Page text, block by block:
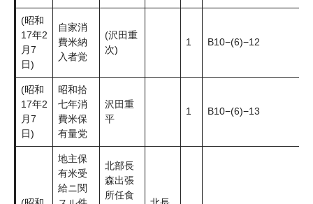
(昭和
17年2
月7
日)
自家消
費米納
入者覚
(沢田重
次)
1 B10−(6)−12
(昭和
17年2
月7
日)
昭和拾
七年消
費米保
有量党
沢田重
平
1 B10−(6)−13
地主保
有米受
給ニ関
北部長
森出張
所任食